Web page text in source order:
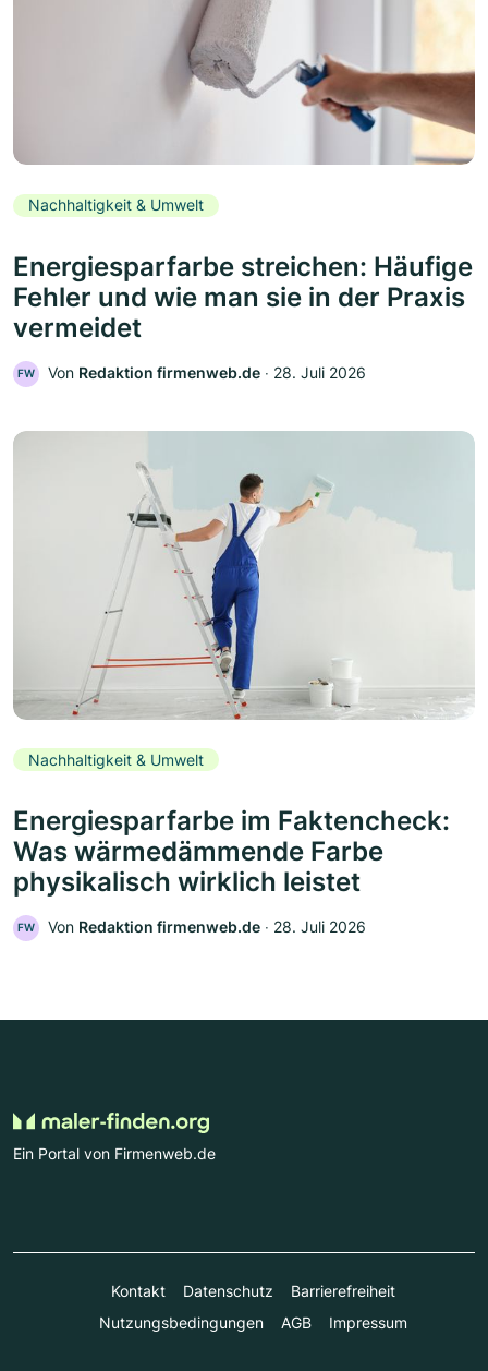
Nachhaltigkeit & Umwelt
Energiesparfarbe streichen: Häufige
Fehler und wie man sie in der Praxis
vermeidet
FW Von Redaktion firmenweb.de ‧ 28. Juli 2026
Nachhaltigkeit & Umwelt
Energiesparfarbe im Faktencheck:
Was wärmedämmende Farbe
physikalisch wirklich leistet
FW Von Redaktion firmenweb.de ‧ 28. Juli 2026
Ein Portal von Firmenweb.de
Kontakt Datenschutz
Barrierefreiheit
Nutzungsbedingungen
AGB Impressum